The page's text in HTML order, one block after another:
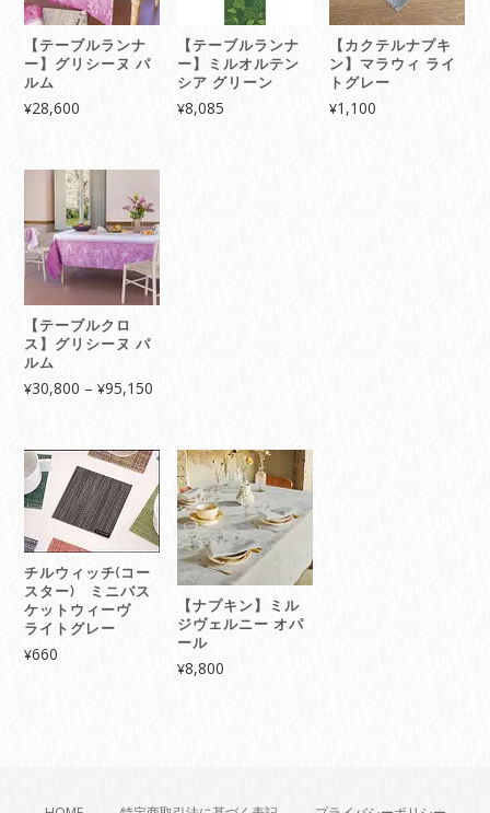
【テーブルランナ
ー】グリシーヌ パ
ルム
¥28,600
【テーブルランナ
ー】ミルオルテン
シア グリーン
¥8,085
【カクテルナプキ
ン】マラウィ ライ
トグレー
¥1,100
【テーブルクロ
ス】グリシーヌ パ
ルム
¥30,800 –¥95,150
–
¥95,150
チルウィッチ(コー
スター) ミニバス
ケットウィーヴ
ライトグレー
¥660
【ナプキン】ミル
ジヴェルニー オパ
ール
¥8,800